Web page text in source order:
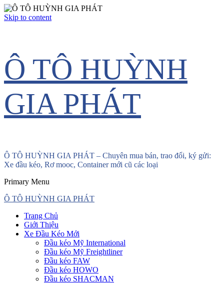
Skip to content
Ô TÔ HUỲNH
GIA PHÁT
Ô TÔ HUỲNH GIA PHÁT – Chuyên mua bán, trao đổi, ký gửi:
Xe đầu kéo, Rơ mooc, Container mới cũ các loại
Primary Menu
Ô TÔ HUỲNH GIA PHÁT
Trang Chủ
Giới Thiệu
Xe Đầu Kéo Mới
Đầu kéo Mỹ International
Đầu kéo Mỹ Freightliner
Đầu kéo FAW
Đầu kéo HOWO
Đầu kéo SHACMAN